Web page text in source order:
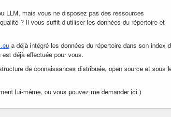
LLM, mais vous ne disposez pas des ressources
? Il vous suffit d’utiliser les données du répertoire et
a déjà intégré les données du répertoire dans son index
déjà effectuée pour vous.
de connaissances distribuée, open source et sous
lui-même, ou vous pouvez me demander ici.)